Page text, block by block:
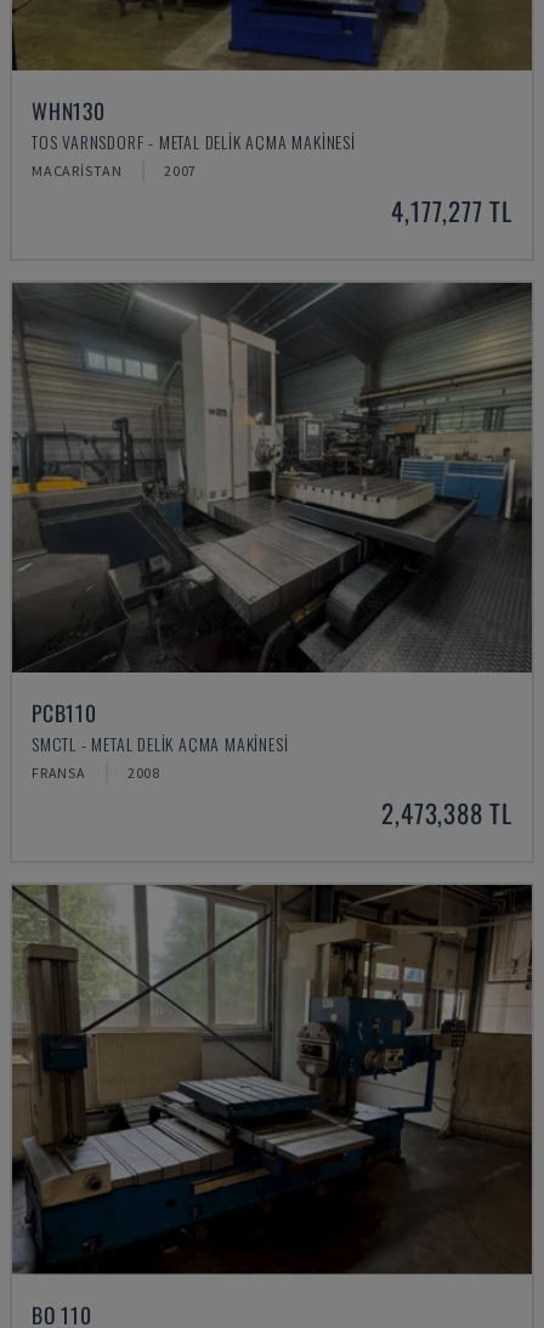
WHN130
TOS VARNSDORF - METAL DELIK AÇMA MAKINESI
MACARISTAN 2007
4,177,277 TL
PCB110
SMCTL - METAL DELIK AÇMA MAKINESI
FRANSA 2008
2,473,388 TL
BO 110